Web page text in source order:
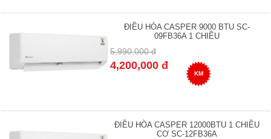
ĐIỀU HÒA CASPER 9000 BTU SC-
09FB36A 1 CHIỀU
5,990,000 đ
4,200,000 đ
KM
ĐIỀU HÒA CASPER 12000BTU 1 CHIỀU
CƠ SC-12FB36A